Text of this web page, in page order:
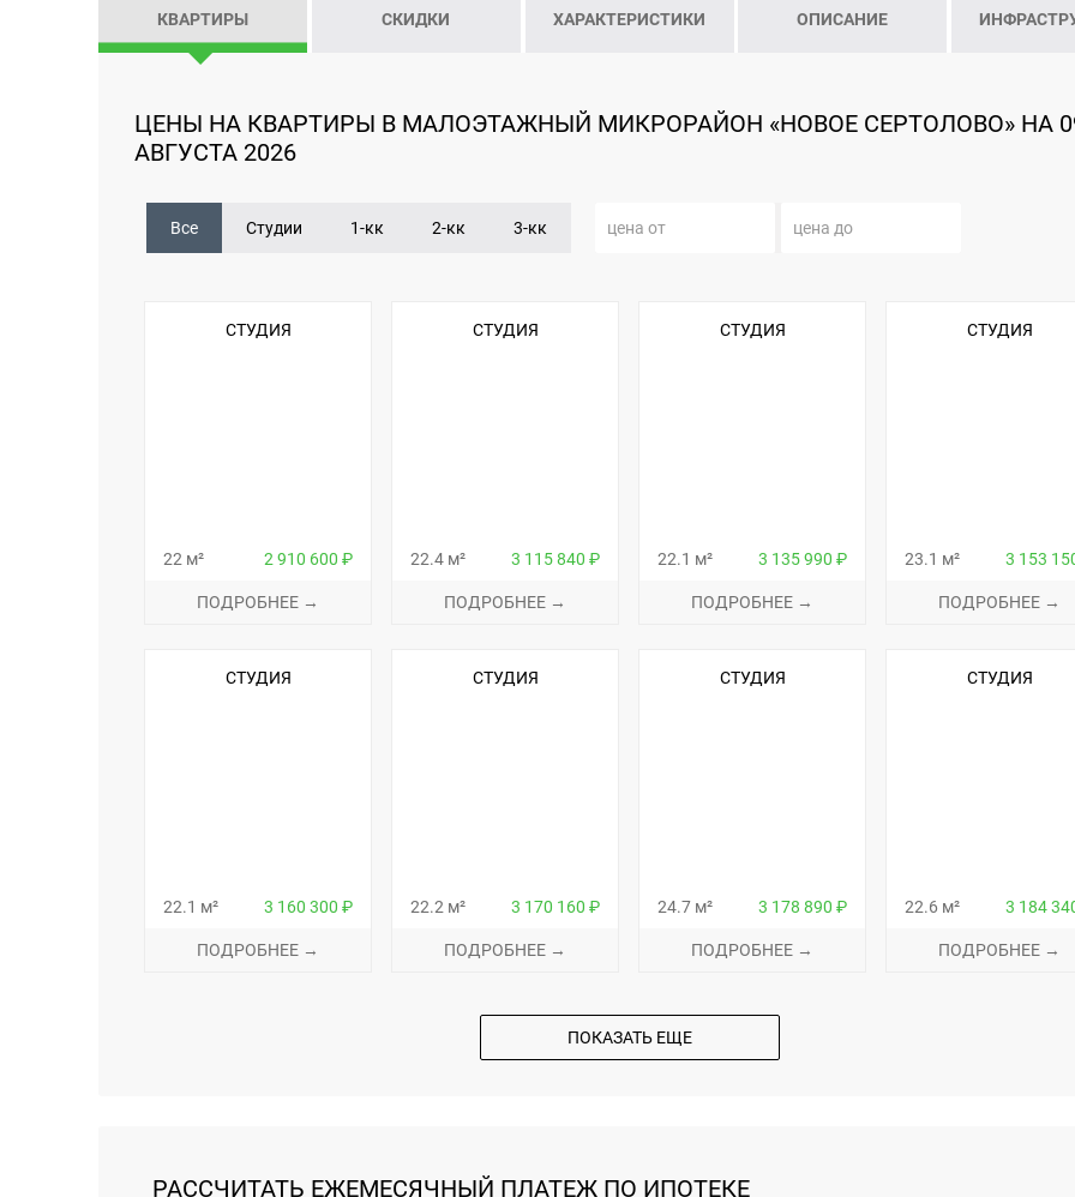
КВАРТИРЫ СКИДКИ ХАРАКТЕРИСТИКИ ОПИСАНИЕ
ЦЕНЫ НА КВАРТИРЫ В МАЛОЭТАЖНЫЙ МИКРОРАЙОН «НОВОЕ СЕРТОЛОВО» НА
АВГУСТА 2026
Все Студии 1-кк 2-кк 3-кк
СТУДИЯ
22 м² 2 910 600 ₽
ПОДРОБНЕЕ →
СТУДИЯ
22.4 м² 3 115 840 ₽
ПОДРОБНЕЕ →
СТУДИЯ
22.1 м² 3 135 990 ₽
ПОДРОБНЕЕ →
СТУДИЯ
23.1 м² 3 153
ПОДРОБНЕЕ →
СТУДИЯ
22.1 м² 3 160 300 ₽
ПОДРОБНЕЕ →
СТУДИЯ
22.2 м² 3 170 160 ₽
ПОДРОБНЕЕ →
СТУДИЯ
24.7 м² 3 178 890 ₽
ПОДРОБНЕЕ →
СТУДИЯ
22.6 м² 3 184
ПОДРОБНЕЕ →
ПОКАЗАТЬ ЕЩЕ
РАССЧИТАТЬ ЕЖЕМЕСЯЧНЫЙ ПЛАТЕЖ ПО ИПОТЕКЕ